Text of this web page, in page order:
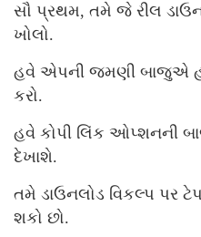
સૌ પ્રથમ, તમે જે રીલ
ખોલો.
હવે એપની જમણી બાજુએ
કરો.
હવે કોપી લિંક ઓપ્શનની
દેખાશે.
તમે ડાઉનલોડ વિકલ્પ પર
શકો છો.